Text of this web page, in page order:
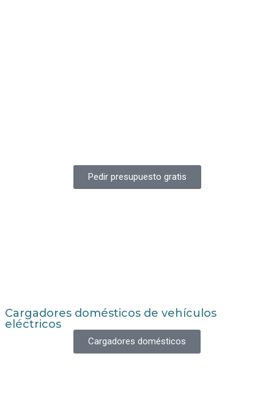
Pedir presupuesto gratis
Cargadores domésticos de vehículos
eléctricos
Cargadores domésticos